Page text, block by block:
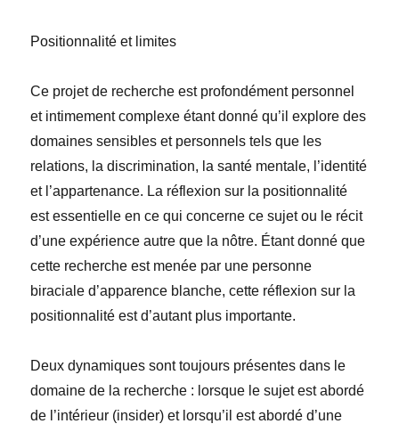
Positionnalité et limites
Ce projet de recherche est profondément personnel
et intimement complexe étant donné qu’il explore des
domaines sensibles et personnels tels que les
relations, la discrimination, la santé mentale, l’identité
et l’appartenance. La réflexion sur la positionnalité
est essentielle en ce qui concerne ce sujet ou le récit
d’une expérience autre que la nôtre. Étant donné que
cette recherche est menée par une personne
biraciale d’apparence blanche, cette réflexion sur la
positionnalité est d’autant plus importante.
Deux dynamiques sont toujours présentes dans le
domaine de la recherche : lorsque le sujet est abordé
de l’intérieur (insider) et lorsqu’il est abordé d’une